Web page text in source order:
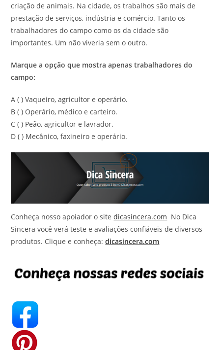
criação de animais. Na cidade, os trabalhos são mais de
prestação de serviços, indústria e comércio. Tanto os
trabalhadores do campo como os da cidade são
importantes. Um não viveria sem o outro.
Marque a opção que mostra apenas trabalhadores do
campo:
A ( ) Vaqueiro, agricultor e operário.
B ( ) Operário, médico e carteiro.
C ( ) Peão, agricultor e lavrador.
D ( ) Mecânico, faxineiro e operário.
Conheça nosso apoiador o sitedicasincera.com No Dica
Sincera você verá teste e avaliações confiáveis de diversos
produtos. Clique e conheça:dicasincera.com